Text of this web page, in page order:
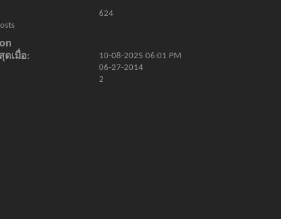
624
ดเมื่อ 10-08-202506:01 PM
06-27-2014
2